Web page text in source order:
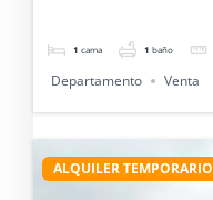
1 cama 1 baño
Departamento Venta
ALQUILER TEMPORARIO